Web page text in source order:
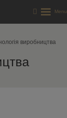
виробництва